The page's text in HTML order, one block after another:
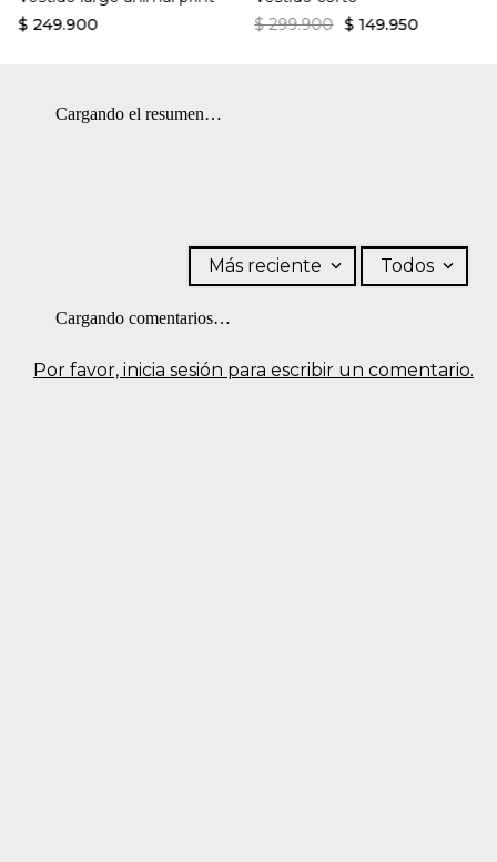
Lavar separadamente. SECADO: Secado en tendedero a la
sombra.
$ 249.900
$ 299.900 $ 149.950
Cargando el resumen…
Por favor, inicia sesión para escribir un comentario.
Más reciente Todos
Cargando comentarios…